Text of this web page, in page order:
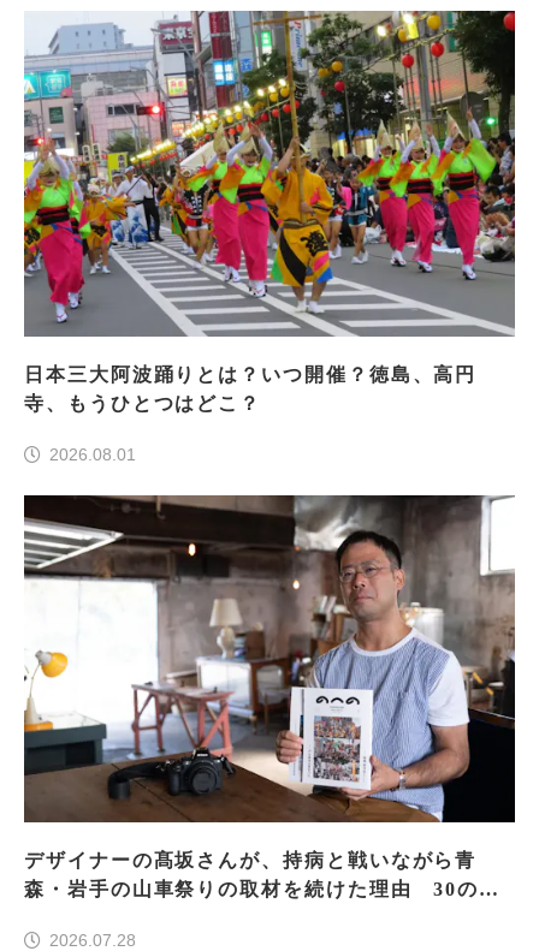
日本三大阿波踊りとは？いつ開催？徳島、高円
寺、もうひとつはどこ？
2026.08.01
デザイナーの髙坂さんが、持病と戦いながら青
森・岩手の山車祭りの取材を続けた理由 30の山
2026.07.28